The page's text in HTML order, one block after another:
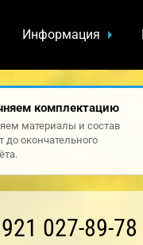
Информация
комплектацию
материалы и состав
до окончательного
027-89-78